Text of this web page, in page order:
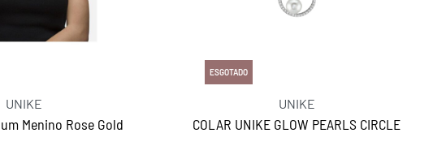
UNIKE
Menino Rose Gold
ESGOTADO
UNIKE
COLAR UNIKE GLOW PEARLS CIRCLE